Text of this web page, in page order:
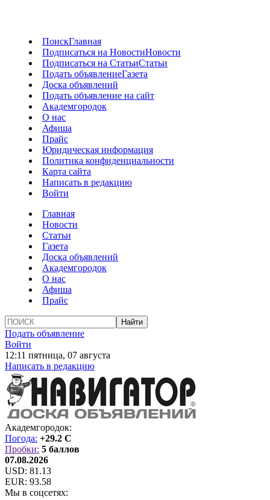
ПоискГлавная
Подписаться на НовостиНовости
Подписаться на СтатьиСтатьи
Подать объявлениеГазета
Доска объявлений
Подать объявление на сайт
Академгородок
О нас
Афиша
Прайс
Юридическая информация
Политика конфиденциальности
Карта сайта
Написать в редакцию
Войти
Главная
Новости
Статьи
Газета
Доска объявлений
Академгородок
О нас
Афиша
Прайс
Подать объявление
Войти
12:11 пятница, 07 августа
Написать в редакцию
Академгородок:
Погода: +29.2 C
Пробки: 5 баллов
07.08.2026
USD: 81.13
EUR: 93.58
Мы в соцсетях: